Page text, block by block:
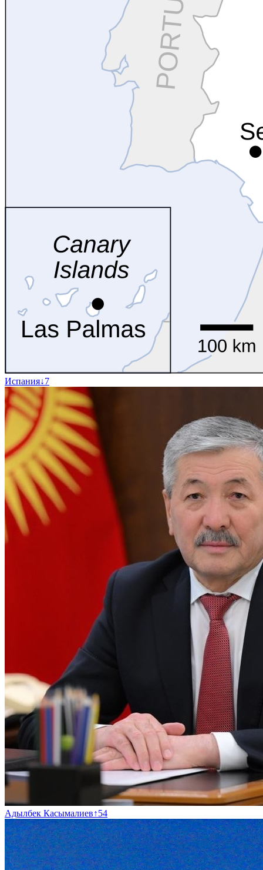
Испания↓7
Адылбек Касымалиев↑54